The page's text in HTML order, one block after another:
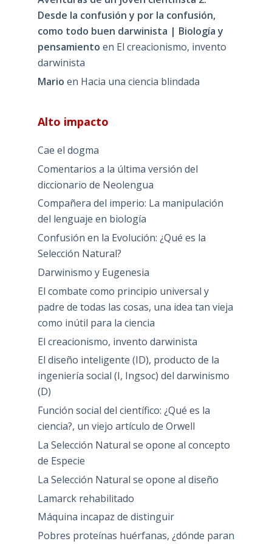
Desde la confusión y por la confusión,
como todo buen darwinista | Biología y
pensamiento en El creacionismo, invento
darwinista
Mario en Hacia una ciencia blindada
Alto impacto
Cae el dogma
Comentarios a la última versión del
diccionario de Neolengua
Compañera del imperio: La manipulación
del lenguaje en biología
Confusión en la Evolución: ¿Qué es la
Selección Natural?
Darwinismo y Eugenesia
El combate como principio universal y
padre de todas las cosas, una idea tan vieja
como inútil para la ciencia
El creacionismo, invento darwinista
El diseño inteligente (ID), producto de la
ingeniería social (I, Ingsoc) del darwinismo
(D)
Función social del científico: ¿Qué es la
ciencia?, un viejo artículo de Orwell
La Selección Natural se opone al concepto
de Especie
La Selección Natural se opone al diseño
Lamarck rehabilitado
Máquina incapaz de distinguir
Pobres proteínas huérfanas, ¿dónde paran